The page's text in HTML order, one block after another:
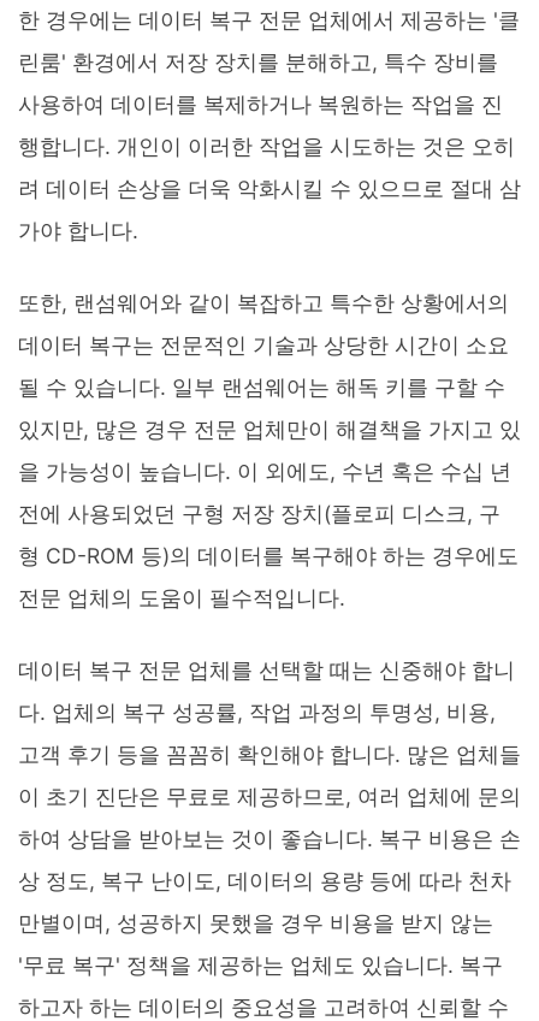
한 경우에는 데이터 복구 전문 업체에서 제공하는 '클
린룸' 환경에서 저장 장치를 분해하고, 특수 장비를
사용하여 데이터를 복제하거나 복원하는 작업을 진
행합니다. 개인이 이러한 작업을 시도하는 것은 오히
려 데이터 손상을 더욱 악화시킬 수 있으므로 절대 삼
가야 합니다.
또한, 랜섬웨어와 같이 복잡하고 특수한 상황에서의
데이터 복구는 전문적인 기술과 상당한 시간이 소요
될 수 있습니다. 일부 랜섬웨어는 해독 키를 구할 수
있지만, 많은 경우 전문 업체만이 해결책을 가지고 있
을 가능성이 높습니다. 이 외에도, 수년 혹은 수십 년
전에 사용되었던 구형 저장 장치(플로피 디스크, 구
형 CD-ROM 등)의 데이터를 복구해야 하는 경우에도
전문 업체의 도움이 필수적입니다.
데이터 복구 전문 업체를 선택할 때는 신중해야 합니
다. 업체의 복구 성공률, 작업 과정의 투명성, 비용,
고객 후기 등을 꼼꼼히 확인해야 합니다. 많은 업체들
이 초기 진단은 무료로 제공하므로, 여러 업체에 문의
하여 상담을 받아보는 것이 좋습니다. 복구 비용은 손
상 정도, 복구 난이도, 데이터의 용량 등에 따라 천차
만별이며, 성공하지 못했을 경우 비용을 받지 않는
'무료 복구' 정책을 제공하는 업체도 있습니다. 복구
하고자 하는 데이터의 중요성을 고려하여 신뢰할 수